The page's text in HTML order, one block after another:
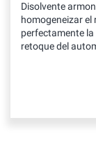
Disolvente
homogeneizar el
perfectamente
retoque del